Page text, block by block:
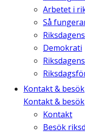
Arbetet i
Så
Demokrati
Kontakt & besök
Kontakt & besök
Kontakt
Besök